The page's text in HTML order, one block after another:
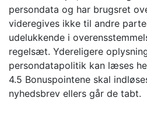
persondata og har brugsret
videregives ikke til andre
udelukkende i
regelsæt. Ydereligere
persondatapolitik kan læses
4.5 Bonuspointene skal
nyhedsbrev ellers går de tabt.